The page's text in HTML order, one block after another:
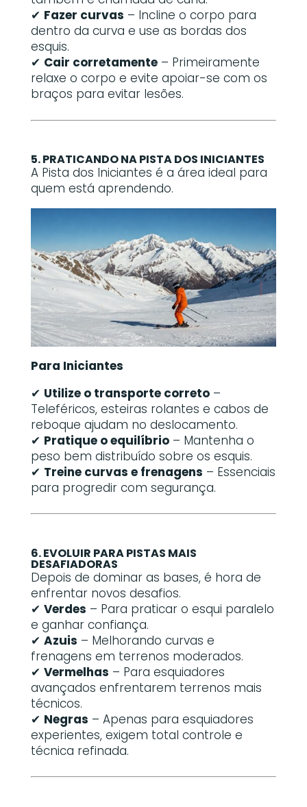
✔ Fazer curvas – Incline o corpo para
dentro da curva e use as bordas dos
esquis.
✔ Cair corretamente– Primeiramente
relaxe o corpo e evite apoiar-se com os
braços para evitar lesões.
5. PRATICANDO NA PISTA DOS INICIANTES
A Pista dos Iniciantes é a área ideal para
quem está aprendendo.
Para Iniciantes
✔ Utilize o transporte correto–
Teleféricos, esteiras rolantes e cabos de
reboque ajudam no deslocamento.
✔ Pratique o equilíbrio– Mantenha o
peso bem distribuído sobre os esquis.
✔ Treine curvas e frenagens – Essenciais
para progredir com segurança.
6. EVOLUIR PARA PISTAS MAIS
DESAFIADORAS
Depois de dominar as bases, é hora de
enfrentar novos desafios.
✔ Verdes – Para praticar o esqui paralelo
e ganhar confiança.
✔ Azuis – Melhorando curvas e
frenagens em terrenos moderados.
✔ Vermelhas – Para esquiadores
avançados enfrentarem terrenos mais
técnicos.
✔ Negras – Apenas para esquiadores
experientes, exigem total controle e
técnica refinada.